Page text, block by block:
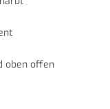
oben offen